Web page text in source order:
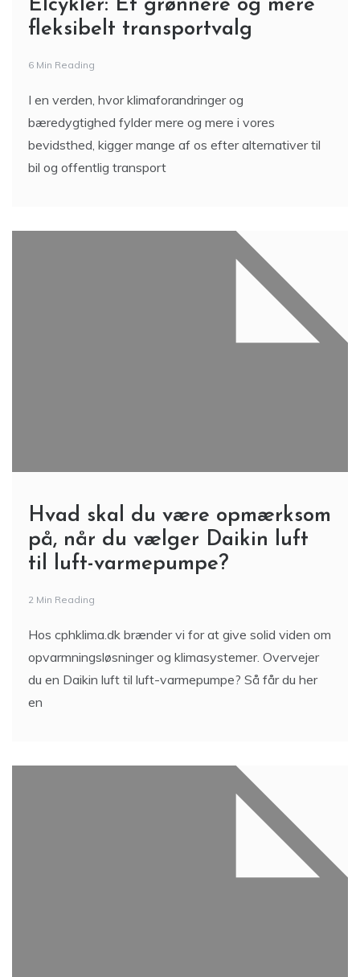
Elcykler: Et grønnere og mere
fleksibelt transportvalg
6 Min Reading
I en verden, hvor klimaforandringer og
bæredygtighed fylder mere og mere i vores
bevidsthed, kigger mange af os efter alternativer til
bil og offentlig transport
Hvad skal du være opmærksom
på, når du vælger Daikin luft
til luft-varmepumpe?
2 Min Reading
Hos cphklima.dk brænder vi for at give solid viden om
opvarmningsløsninger og klimasystemer. Overvejer
du en Daikin luft til luft-varmepumpe? Så får du her
en